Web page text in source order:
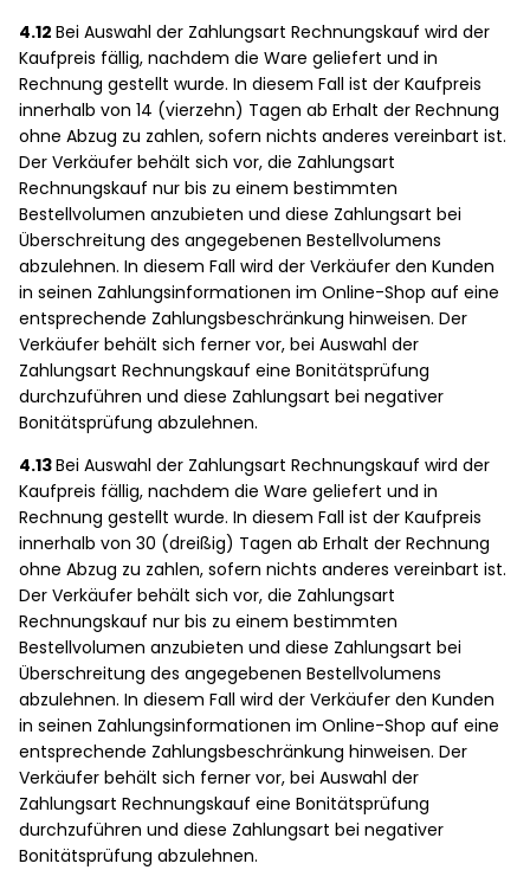
4.12 Bei Auswahl der Zahlungsart Rechnungskauf wird der
Kaufpreis fällig, nachdem die Ware geliefert und in
Rechnung gestellt wurde. In diesem Fall ist der Kaufpreis
innerhalb von 14 (vierzehn) Tagen ab Erhalt der Rechnung
ohne Abzug zu zahlen, sofern nichts anderes vereinbart ist.
Der Verkäufer behält sich vor, die Zahlungsart
Rechnungskauf nur bis zu einem bestimmten
Bestellvolumen anzubieten und diese Zahlungsart bei
Überschreitung des angegebenen Bestellvolumens
abzulehnen. In diesem Fall wird der Verkäufer den Kunden
in seinen Zahlungsinformationen im Online-Shop auf eine
entsprechende Zahlungsbeschränkung hinweisen. Der
Verkäufer behält sich ferner vor, bei Auswahl der
Zahlungsart Rechnungskauf eine Bonitätsprüfung
durchzuführen und diese Zahlungsart bei negativer
Bonitätsprüfung abzulehnen.
4.13Bei Auswahl der Zahlungsart Rechnungskauf wird der
Kaufpreis fällig, nachdem die Ware geliefert und in
Rechnung gestellt wurde. In diesem Fall ist der Kaufpreis
innerhalb von 30 (dreißig) Tagen ab Erhalt der Rechnung
ohne Abzug zu zahlen, sofern nichts anderes vereinbart ist.
Der Verkäufer behält sich vor, die Zahlungsart
Rechnungskauf nur bis zu einem bestimmten
Bestellvolumen anzubieten und diese Zahlungsart bei
Überschreitung des angegebenen Bestellvolumens
abzulehnen. In diesem Fall wird der Verkäufer den Kunden
in seinen Zahlungsinformationen im Online-Shop auf eine
entsprechende Zahlungsbeschränkung hinweisen. Der
Verkäufer behält sich ferner vor, bei Auswahl der
Zahlungsart Rechnungskauf eine Bonitätsprüfung
durchzuführen und diese Zahlungsart bei negativer
Bonitätsprüfung abzulehnen.